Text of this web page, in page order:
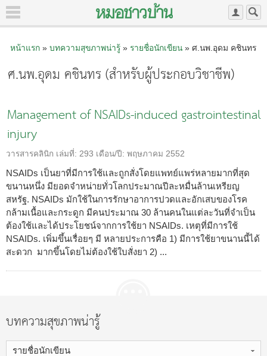
หน้าแรก» บทความสุขภาพน่ารู้» รายชื่อนักเขียน» ศ.นพ.อุดม คชินทร
ศ.นพ.อุดม คชินทร (สำหรับผู้ประกอบวิชาชีพ)
Management of NSAIDs-induced gastrointestinal
injury
วารสารคลินิก เล่มที่: 293 เดือน/ปี: พฤษภาคม 2552
NSAIDs เป็นยาที่มีการใช้และถูกสั่งโดยแพทย์แพร่หลายมากที่สุด
ขนานหนึ่ง มียอดจำหน่ายทั่วโลกประมาณปีละหมื่นล้านเหรียญ
สหรัฐ. NSAIDs มักใช้ในการรักษาอาการปวดและอักเสบของโรค
กล้ามเนื้อและกระดูก มีคนประมาณ 30 ล้านคนในแต่ละวันที่จำเป็น
ต้องใช้และได้ประโยชน์จากการใช้ยา NSAIDs. เหตุที่มีการใช้
NSAIDs. เพิ่มขึ้นเรื่อยๆ มี หลายประการคือ 1) มีการใช้ยาขนานนี้ได้
สะดวก มากขึ้นโดยไม่ต้องใช้ใบสั่งยา 2) ...
บทความสุขภาพน่ารู้
รายชื่อนักเขียน